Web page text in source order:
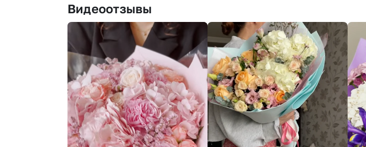
Выберите город
Или выберите из популярных
Москва и МО
Нижний Новгород
Видеоотзывы